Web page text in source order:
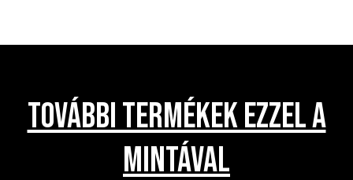
TOVÁBBI TERMÉKEK EZZEL A
MINTÁVAL